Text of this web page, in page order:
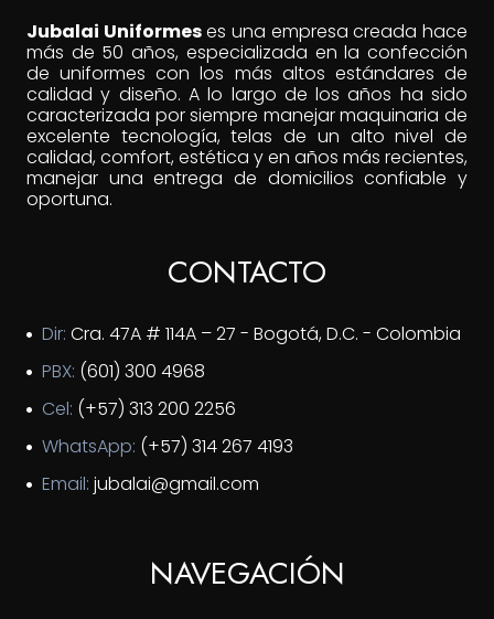
Jubalai Uniformeses una empresa creada hace
más de 50 años, especializada en la confección
de uniformes con los más altos estándares de
calidad y diseño. A lo largo de los años ha sido
caracterizada por siempre manejar maquinaria de
excelente tecnología, telas de un alto nivel de
calidad, comfort, estética y en años más recientes,
manejar una entrega de domicilios confiable y
oportuna.
CONTACTO
Dir: Cra. 47A # 114A – 27 - Bogotá, D.C. - Colombia
PBX: (601) 300 4968
Cel: (+57) 313 200 2256
WhatsApp: (+57) 314 267 4193
Email: jubalai@gmail.com
NAVEGACIÓN